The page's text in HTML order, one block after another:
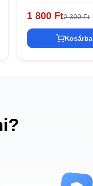
1 800 Ft2 300 Ft
Kosárba